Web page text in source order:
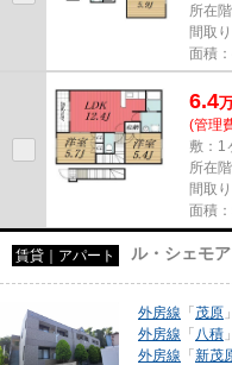
所在
間取
面積
6.4
(管理
敷：1
所在
間取
面積
賃貸｜アパート ル・シェモア
外房線 「茂原
外房線 「 八積
外房線 「新茂